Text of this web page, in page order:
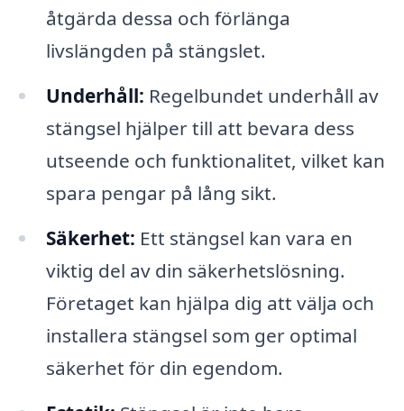
åtgärda dessa och förlänga
livslängden på stängslet.
Underhåll: Regelbundet underhåll av
stängsel hjälper till att bevara dess
utseende och funktionalitet, vilket kan
spara pengar på lång sikt.
Säkerhet: Ett stängsel kan vara en
viktig del av din säkerhetslösning.
Företaget kan hjälpa dig att välja och
installera stängsel som ger optimal
säkerhet för din egendom.